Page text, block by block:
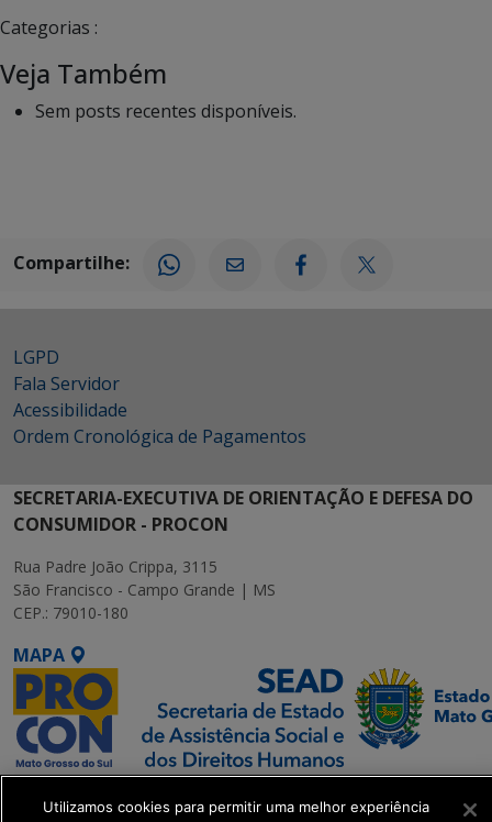
Categorias :
Veja Também
Sem posts recentes disponíveis.
Compartilhe:
LGPD
Fala Servidor
Acessibilidade
Ordem Cronológica de Pagamentos
SECRETARIA-EXECUTIVA DE ORIENTAÇÃO E DEFESA DO
CONSUMIDOR - PROCON
Rua Padre João Crippa, 3115
São Francisco - Campo Grande | MS
CEP.: 79010-180
MAPA
Utilizamos cookies para permitir uma melhor experiência